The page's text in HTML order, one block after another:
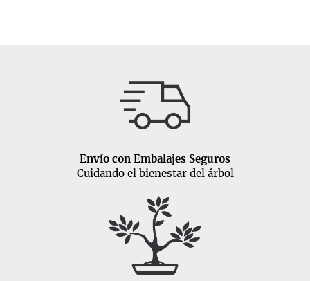
Envío con Embalajes Seguros
Cuidando el bienestar del árbol